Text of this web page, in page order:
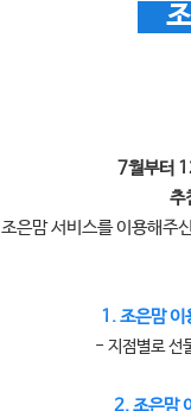
조
7월부터
추
조은맘 서비스를 이용해주
1. 조은맘
- 지점별로 선
2. 조은맘